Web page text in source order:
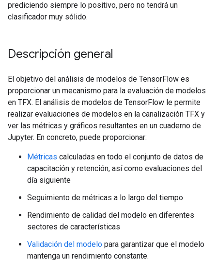
prediciendo siempre lo positivo, pero no tendrá un
clasificador muy sólido.
Descripción general
El objetivo del análisis de modelos de TensorFlow es
proporcionar un mecanismo para la evaluación de modelos
en TFX. El análisis de modelos de TensorFlow le permite
realizar evaluaciones de modelos en la canalización TFX y
ver las métricas y gráficos resultantes en un cuaderno de
Jupyter. En concreto, puede proporcionar:
Métricas calculadas en todo el conjunto de datos de
capacitación y retención, así como evaluaciones del
día siguiente
Seguimiento de métricas a lo largo del tiempo
Rendimiento de calidad del modelo en diferentes
sectores de características
Validación del modelo para garantizar que el modelo
mantenga un rendimiento constante.